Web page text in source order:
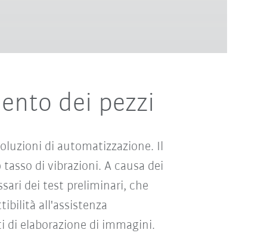
dei pezzi
di automatizzazione. Il
di vibrazioni. A causa dei
dei test preliminari, che
all'assistenza
di elaborazione di immagini.